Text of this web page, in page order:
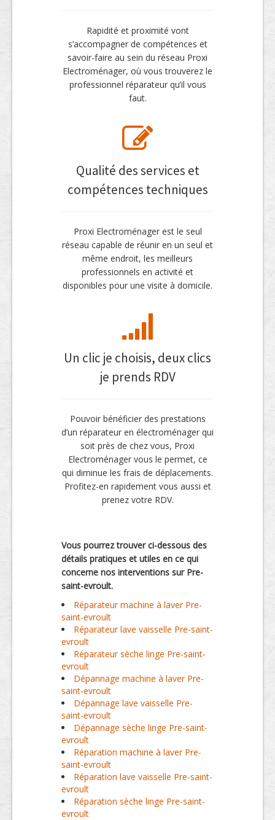
Rapidité et proximité vont
s’accompagner de compétences et
savoir-faire au sein du réseau Proxi
Electroménager, où vous trouverez le
professionnel réparateur qu’il vous
faut.
Qualité des services et
compétences techniques
Proxi Electroménager est le seul
réseau capable de réunir en un seul et
même endroit, les meilleurs
professionnels en activité et
disponibles pour une visite à domicile.
Un clic je choisis, deux clics
je prends RDV
Pouvoir bénéficier des prestations
d’un réparateur en électroménager qui
soit près de chez vous, Proxi
Electroménager vous le permet, ce
qui diminue les frais de déplacements.
Profitez-en rapidement vous aussi et
prenez votre RDV.
Vous pourrez trouver ci-dessous des
détails pratiques et utiles en ce qui
concerne nos interventions sur Pre-
saint-evroult.
Réparateur machine à laver Pre-
saint-evroult
Réparateur lave vaisselle Pre-saint-
evroult
Réparateur sèche linge Pre-saint-
evroult
Dépannage machine à laver Pre-
saint-evroult
Dépannage lave vaisselle Pre-
saint-evroult
Dépannage sèche linge Pre-saint-
evroult
Réparation machine à laver Pre-
saint-evroult
Réparation lave vaisselle Pre-saint-
evroult
Réparation sèche linge Pre-saint-
evroult